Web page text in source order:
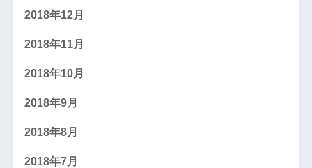
2018年12月
2018年11月
2018年10月
2018年9月
2018年8月
2018年7月